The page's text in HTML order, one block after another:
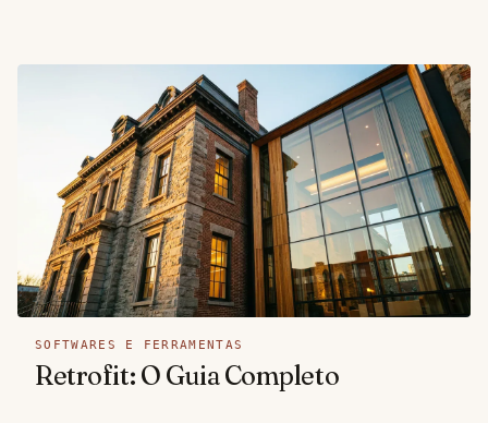
SOFTWARES E FERRAMENTAS
Retrofit: O Guia Completo